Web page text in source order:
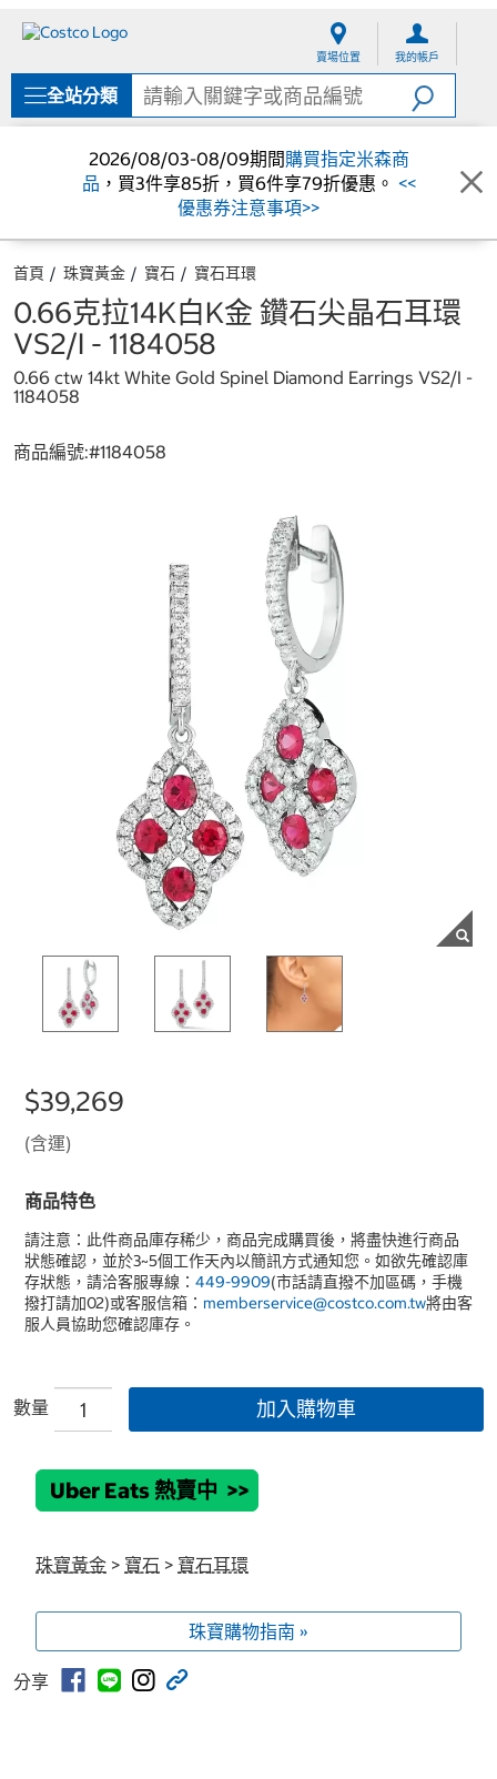
單
賣場位置 我的帳戶
全站分類
2026/08/03-08/09期間購買指定米森商
品 ，買3件享85折，買6件享79折優惠。 <<
優惠券注意事項>>
首頁 珠寶黃金 寶石 寶石耳環
0.66克拉14K白K金 鑽石尖晶石耳環
VS2/I - 1184058
0.66 ctw 14kt White Gold Spinel Diamond Earrings VS2/I -
1184058
商品編號:#1184058
$39,269
(含運)
商品特色
請注意：此件商品庫存稀少，商品完成購買後，將盡快進行商品
狀態確認，並於3~5個工作天內以簡訊方式通知您。如欲先確認庫
存狀態，請洽客服專線： 449-9909(市話請直撥不加區碼，手機
撥打請加02)或客服信箱： memberservice@costco.com.tw將由客
服人員協助您確認庫存。
數量 加入購物車
Uber Eats 熱賣中 >>
珠寶黃金 > 寶石 > 寶石耳環
珠寶購物指南 »
分享